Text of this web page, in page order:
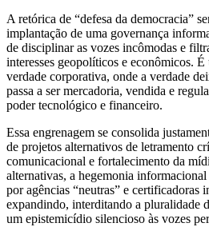
A retórica de “defesa da democracia”
implantação de uma governança
de disciplinar as vozes incômodas e
interesses geopolíticos e econômicos.
verdade corporativa, onde a verdade
passa a ser mercadoria, vendida e
poder tecnológico e financeiro.
Essa engrenagem se consolida
de projetos alternativos de letramento
comunicacional e fortalecimento da
alternativas, a hegemonia
por agências “neutras” e certificadoras
expandindo, interditando a pluralidade
um epistemicídio silencioso às vozes